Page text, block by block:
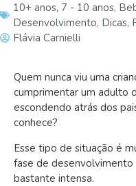
10+ anos, 7 - 10 anos,
Desenvolvimento, Dicas,
Flávia Carnielli
Quem nunca viu uma
cumprimentar um adulto
escondendo atrás dos
conhece?
Esse tipo de situação é
fase de desenvolvimento
bastante intensa.